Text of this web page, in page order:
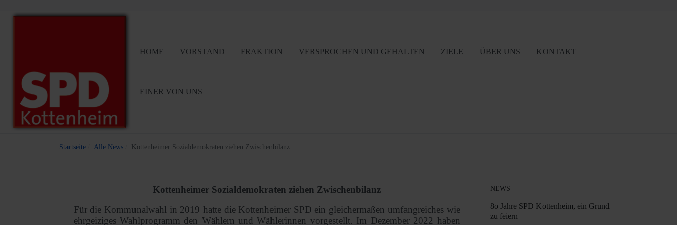
HOME VORSTAND FRAKTION VERSPROCHEN UND GEHALTEN ZIELE ÜBER UNS KONTAKT
EINER VON UNS
Startseite Alle News Kottenheimer Sozialdemokraten ziehen Zwischenbilanz
Kottenheimer Sozialdemokraten ziehen Zwischenbilanz
Für die Kommunalwahl in 2019 hatte die Kottenheimer SPD ein gleichermaßen umfangreiches wie
ehrgeiziges Wahlprogramm den Wählern und Wählerinnen vorgestellt. Im Dezember 2022 haben
NEWS
8o Jahre SPD Kottenheim, ein Grund
zu feiern